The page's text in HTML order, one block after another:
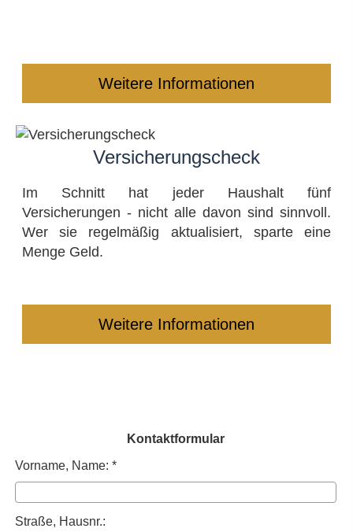
Weitere Informationen
Versicherungscheck
Im Schnitt hat jeder Haushalt fünf
Versicherungen - nicht alle davon sind sinnvoll.
Wer sie regelmäßig aktualisiert, sparte eine
Menge Geld.
Weitere Informationen
Kontaktformular
Vorname, Name: *
Straße, Hausnr.: